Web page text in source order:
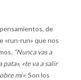
de
«run-run» que nos
“Nunca vas a
«te va a salir
mí». Son los